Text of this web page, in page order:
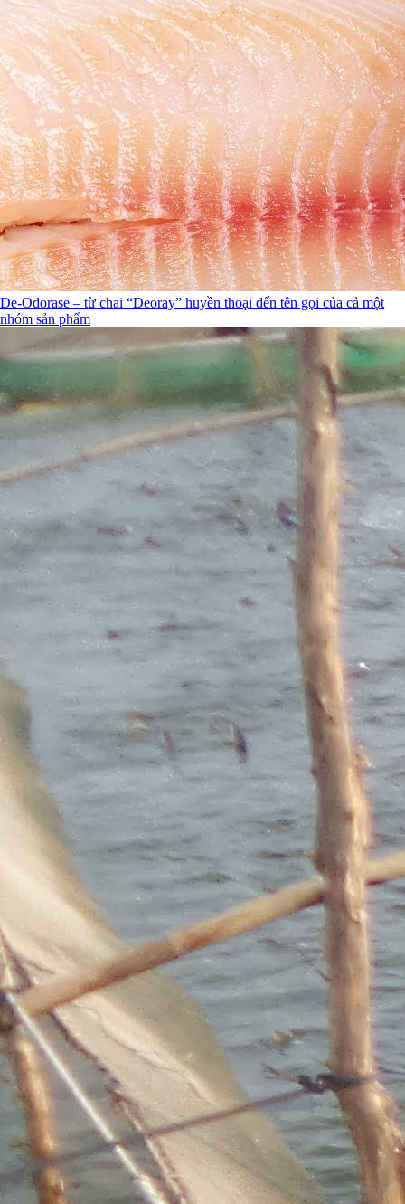
De-Odorase – từ chai “Deoray” huyền thoại đến tên gọi của cả một
nhóm sản phẩm